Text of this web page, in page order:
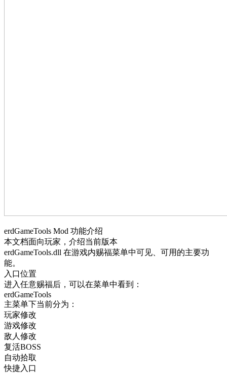
erdGameTools Mod 功能介绍
本文档面向玩家，介绍当前版本
erdGameTools.dll 在游戏内赐福菜单中可见、可用的主要功
能。
入口位置
进入任意赐福后，可以在菜单中看到：
erdGameTools
主菜单下当前分为：
玩家修改
游戏修改
敌人修改
复活BOSS
自动拾取
快捷入口